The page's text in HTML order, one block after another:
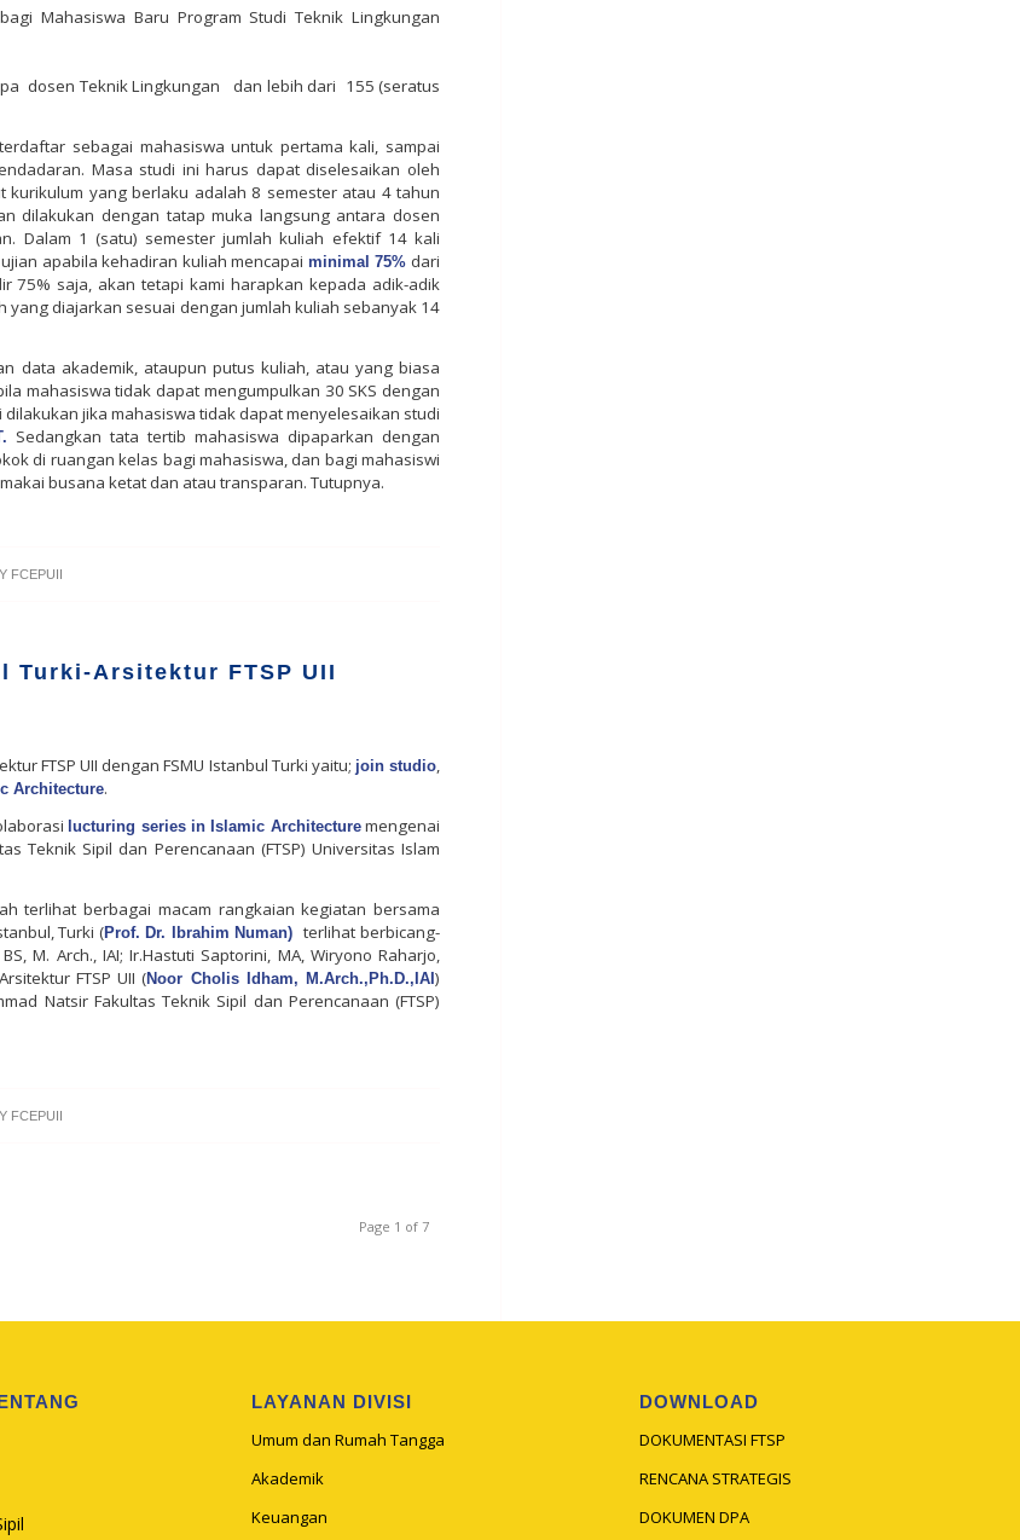
Mahasiswa Baru Program Studi Teknik Lingkungan
dosen Teknik Lingkungan dan lebih dari 155 (seratus
sebagai mahasiswa untuk pertama kali, sampai
Masa studi ini harus dapat diselesaikan oleh
yang berlaku adalah 8 semester atau 4 tahun
dilakukan dengan tatap muka langsung antara dosen
Dalam 1 (satu) semester jumlah kuliah efektif 14 kali
apabila kehadiran kuliah mencapai minimal 75% dari
75% saja, akan tetapi kami harapkan kepada adik-adik
diajarkan sesuai dengan jumlah kuliah sebanyak 14
data akademik, ataupun putus kuliah, atau yang biasa
mahasiswa tidak dapat mengumpulkan 30 SKS dengan
jika mahasiswa tidak dapat menyelesaikan studi
Sedangkan tata tertib mahasiswa dipaparkan dengan
di ruangan kelas bagi mahasiswa, dan bagi mahasiswi
busana ketat dan atau transparan. Tutupnya.
FCEPUII
Turki-Arsitektur FTSP UII
FTSP UII dengan FSMU Istanbul Turki yaitu; join studio,
Architecture.
lucturing series in Islamic Architecturemengenai
Teknik Sipil dan Perencanaan (FTSP) Universitas Islam
terlihat berbagai macam rangkaian kegiatan bersama
Turki (Prof. Dr. Ibrahim Numan)
terlihat berbicang-
M. Arch., IAI; Ir.Hastuti Saptorini, MA, Wiryono Raharjo,
FTSP UII (Noor Cholis Idham, M.Arch.,Ph.D.,IAI)
Natsir Fakultas Teknik Sipil dan Perencanaan (FTSP)
FCEPUII
Page 1 of 7
LAYANAN DIVISI
Umum dan Rumah Tangga
Akademik
Keuangan
DOWNLOAD
DOKUMENTASI FTSP
RENCANA STRATEGIS
DOKUMEN DPA